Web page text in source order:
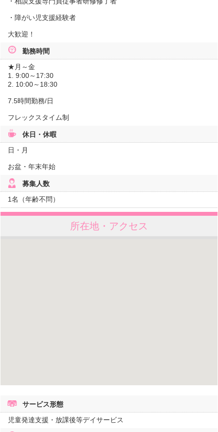
・障がい児支援経験者
大歓迎！
勤務時間
★月～金
1. 9:00～17:30
2. 10:00～18:30
7.5時間勤務/日
フレックスタイム制
休日・休暇
日・月
お盆・年末年始
募集人数
1名（年齢不問）
所在地・アクセス
サービス形態
児童発達支援・放課後等デイサービス